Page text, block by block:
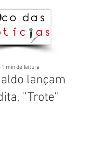
lançam
"Trote"
1 min de leitura